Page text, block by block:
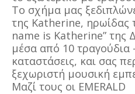
Το σχήμα μας
της Katherine, ηρωίδας
name is Katherine” της
μέσα από 10 τραγούδια
καταστάσεις, και σας
ξεχωριστή μουσική
Μαζί τους οι EMERALD